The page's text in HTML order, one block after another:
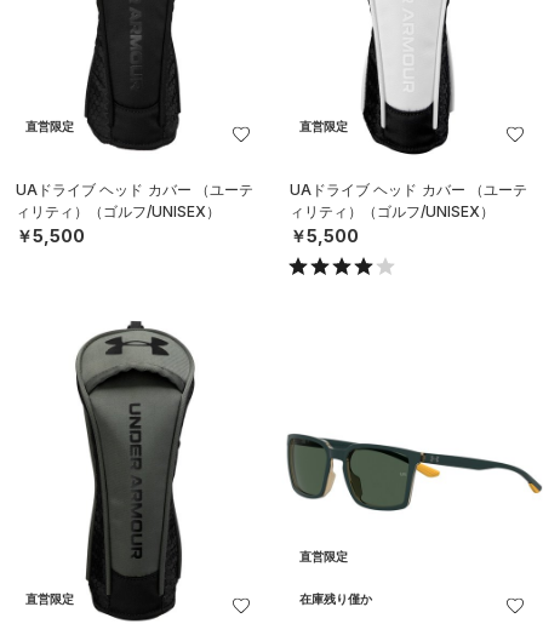
直営限定
UAドライブ ヘッド カバー （ユーテ
ィリティ）（ゴルフ/UNISEX）
￥5,500
直営限定
UAドライブ ヘッド カバー （ユーテ
ィリティ）（ゴルフ/UNISEX）
￥5,500
直営限定
直営限定
在庫残り僅か